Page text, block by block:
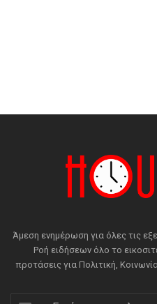
Άμεση ενημέρωση για όλες τις
Ροή ειδήσεων όλο το
προτάσεις για Πολιτική,